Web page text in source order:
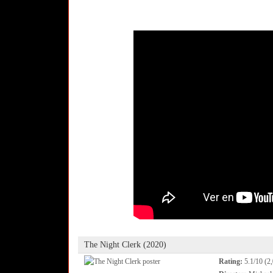
The Night Clerk (2020)
Rating: 5.1/10